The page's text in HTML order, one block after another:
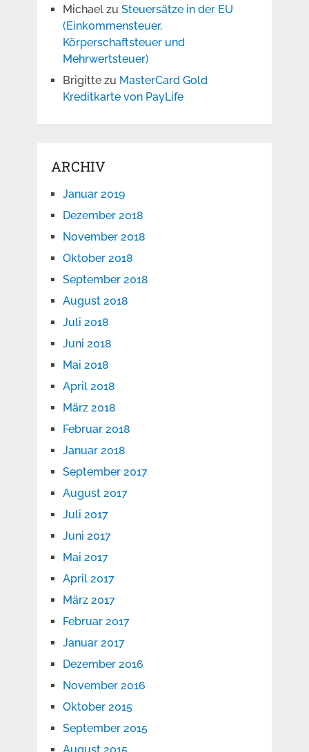
Michaelzu Steuersätze in der EU
(Einkommensteuer,
Körperschaftsteuer und
Mehrwertsteuer)
Brigittezu MasterCard Gold
Kreditkarte von PayLife
ARCHIV
Januar 2019
Dezember 2018
November 2018
Oktober 2018
September 2018
August 2018
Juli 2018
Juni 2018
Mai 2018
April 2018
März 2018
Februar 2018
Januar 2018
September 2017
August 2017
Juli 2017
Juni 2017
Mai 2017
April 2017
März 2017
Februar 2017
Januar 2017
Dezember 2016
November 2016
Oktober 2015
September 2015